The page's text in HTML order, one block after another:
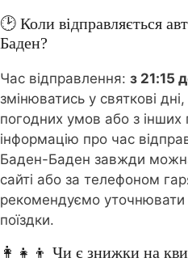
🕑 Коли відправляється
Баден?
Час відправлення: з 21:15
змінюватись у святкові
погодних умов або з інших
інформацію про час
Баден-Баден завжди
сайті або за телефоном
рекомендуємо
поїздки.
👩‍👧‍👦 Чи є знижки на